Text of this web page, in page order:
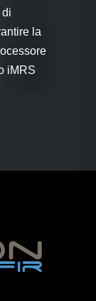
la
iMRS